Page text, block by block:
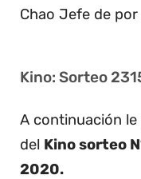
Chao Jefe de
Kino: Sorteo
A continuación
del Kino sorteo
2020.